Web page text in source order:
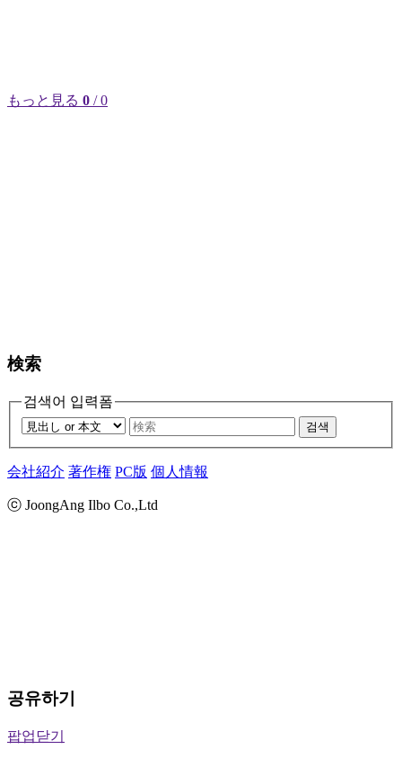
もっと見る 0 / 0
検索
검색어 입력폼
검색
会社紹介 著作権 PC版 個人情報
ⓒ JoongAng Ilbo Co.,Ltd
공유하기
팝업닫기